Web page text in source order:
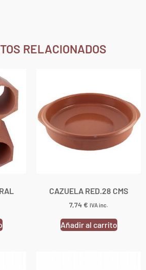
RELACIONADOS
CAZUELA RED.28 CMS
7,74€ IVA inc.
Añadir al carrito